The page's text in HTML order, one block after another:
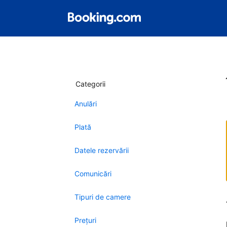
Categorii
Anulări
Plată
Datele rezervării
Comunicări
Tipuri de camere
Preţuri